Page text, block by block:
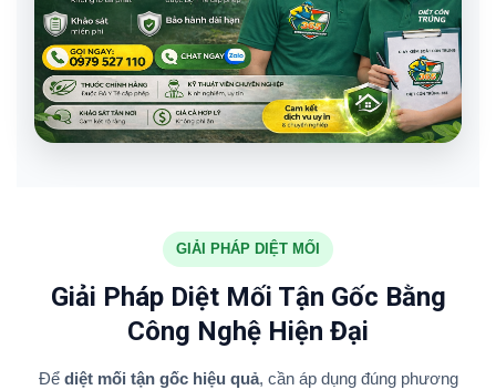
GIẢI PHÁP DIỆT MỐI
Giải Pháp Diệt Mối Tận Gốc Bằng
Công Nghệ Hiện Đại
Để diệt mối tận gốc hiệu quả, cần áp dụng đúng phương